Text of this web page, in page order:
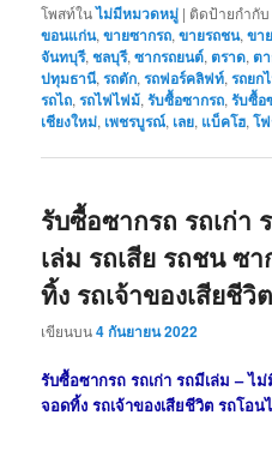
โพสท์ในไม่มีหมวดหมู่ | ติดป้ายกำกับ
ขอนแก่น,ขายซากรถ,ขายรถชน,ขา
จันทบุรี,ชลบุรี,ซากรถยนต์,ตราด,ต
ปทุมธานี,รถตัก,รถฟอร์คลิฟท์,รถยก
รถไถ,รถไฟไฟม้,รับซื้อซากรถ,รับซื้อ
เชียงใหม่, เพชรบูรณ์, เลย, แบ็คโฮ,โ
รับซื้อซากรถ รถเก่า
เล่ม รถเสีย รถชน ซ
ทิ้ง รถเจ้าของเสียชีวิต
เขียนบน4 กันยายน 2022
รับซื้อซากรถ รถเก่า รถมีเล่ม – ไ
จอดทิ้ง รถเจ้าของเสียชีวิต รถโอน